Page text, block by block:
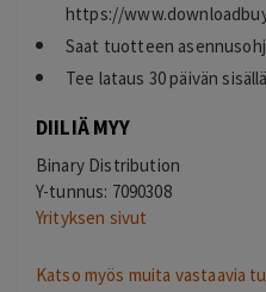
https://
Saat tuotteen
Tee lataus 30 päivän
DIILIÄ MYY
Binary Distribution
Y-tunnus: 7090308
Yrityksen sivut
Katso myös muita vastaavia